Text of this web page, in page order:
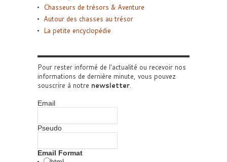
Chasseurs de trésors & Aventure
Autour des chasses au trésor
La petite encyclopédie
Pour rester informé de l'actualité ou recevoir nos
informations de dernière minute, vous pouvez
souscrire à notre newsletter.
Email
Pseudo
Email Format